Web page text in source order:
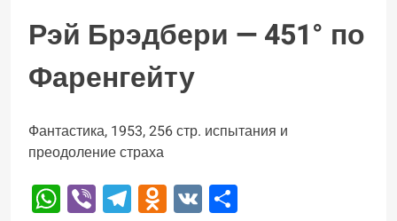
Рэй Брэдбери — 451° по
Фаренгейту
Фантастика, 1953, 256 стр. испытания и
преодоление страха
WhatsApp
ViberTelegram
Odnoklassniki
VK